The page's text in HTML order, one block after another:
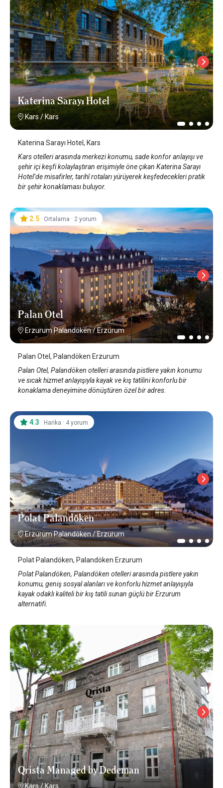
Katerina Sarayı Hotel
Kars / Kars
Katerina Sarayı Hotel, Kars
Kars otelleri arasında merkezi konumu, sade konfor anlayışı ve
şehir içi keşfi kolaylaştıran erişimiyle öne çıkan Katerina Sarayı
Hotel’de misafirler, tarihî rotaları yürüyerek keşfedecekleri pratik
bir şehir konaklaması buluyor.
Palan Otel
Erzurum Palandöken/Erzurum
2.5 · Ortalama · 2 yorum
Palan Otel, Palandöken Erzurum
Palan Otel, Palandöken otelleri arasında pistlere yakın konumu
ve sıcak hizmet anlayışıyla kayak ve kış tatilini konforlu bir
konaklama deneyimine dönüştüren özel bir adres.
Polat Palandöken
Erzurum Palandöken/Erzurum
4.3 · Harika · 4 yorum
Polat Palandöken, Palandöken Erzurum
Polat Palandöken, Palandöken otelleri arasında pistlere yakın
konumu, geniş sosyal alanları ve konforlu hizmet anlayışıyla
kayak odaklı kaliteli bir kış tatili sunan güçlü bir Erzurum
alternatifi.
Qrista Managed by Dedeman
Kars /Kars